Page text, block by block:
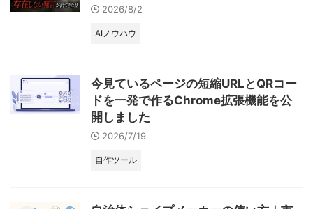
2026/8/2
AIノウハウ
今見ているページの短縮URLとQRコー
ドを一発で作るChrome拡張機能を公
開しました
2026/7/19
自作ツール